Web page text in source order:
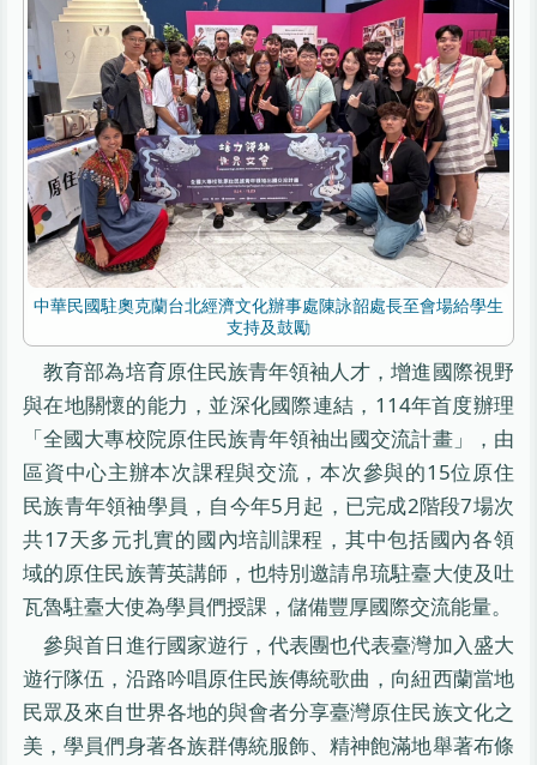
中華民國駐奧克蘭台北經濟文化辦事處陳詠韶處長至會場給學生
支持及鼓勵
教育部為培育原住民族青年領袖人才，增進國際視野
與在地關懷的能力，並深化國際連結，114年首度辦理
「全國大專校院原住民族青年領袖出國交流計畫」，由
區資中心主辦本次課程與交流，本次參與的15位原住
民族青年領袖學員，自今年5月起，已完成2階段7場次
共17天多元扎實的國內培訓課程，其中包括國內各領
域的原住民族菁英講師，也特別邀請帛琉駐臺大使及吐
瓦魯駐臺大使為學員們授課，儲備豐厚國際交流能量。
參與首日進行國家遊行，代表團也代表臺灣加入盛大
遊行隊伍，沿路吟唱原住民族傳統歌曲，向紐西蘭當地
民眾及來自世界各地的與會者分享臺灣原住民族文化之
美，學員們身著各族群傳統服飾、精神飽滿地舉著布條